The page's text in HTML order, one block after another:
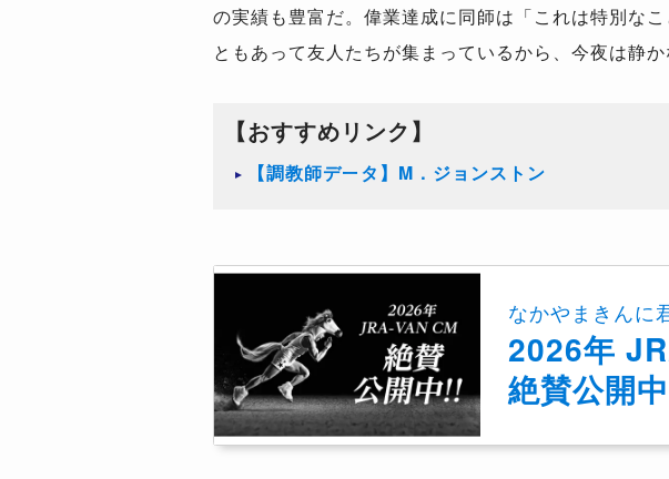
の実績も豊富だ。偉業達成に同師は「これは特別な
ともあって友人たちが集まっているから、今夜は静
【おすすめリンク】
【調教師データ】M．ジョンストン
なかやまきんに
2026年
絶賛公開中